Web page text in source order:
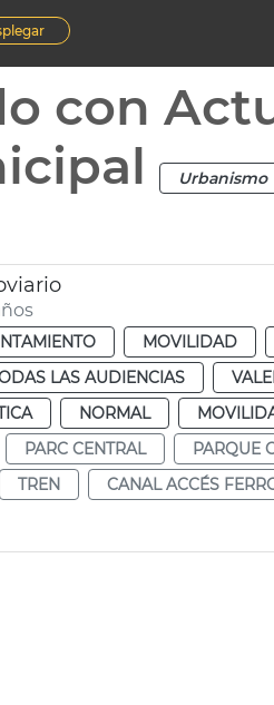
con
Urbanismo
MOVILIDAD
LAS AUDIENCIAS
NORMAL
PARC CENTRAL PARQUE
TREN CANAL ACCÉS